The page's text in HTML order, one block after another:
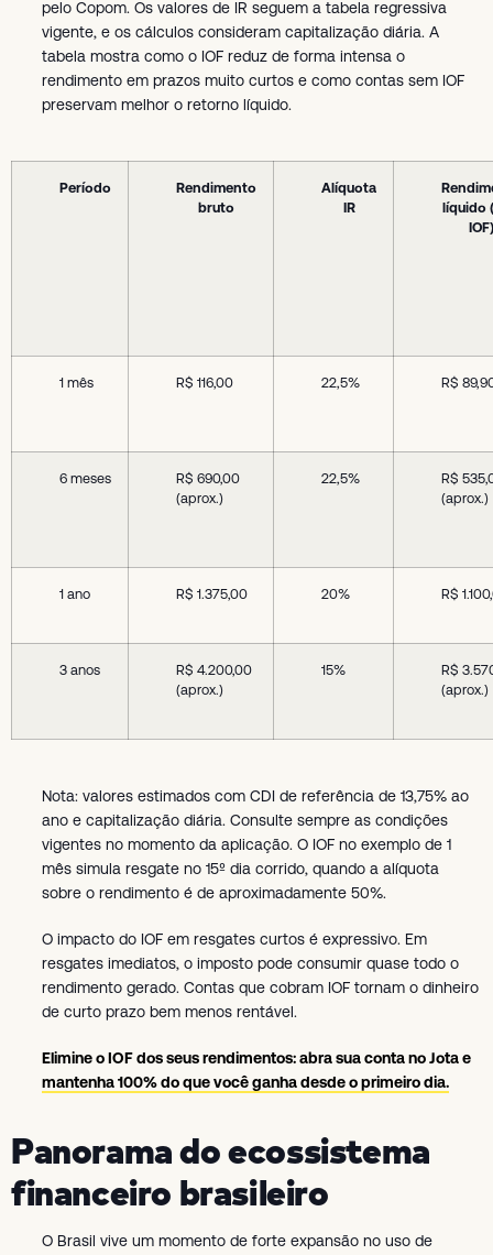
pelo Copom. Os valores de IR seguem a tabela regressiva
vigente, e os cálculos consideram capitalização diária. A
tabela mostra como o IOF reduz de forma intensa o
rendimento em prazos muito curtos e como contas sem IOF
preservam melhor o retorno líquido.
Período
Rendimento
bruto
Alíquota
IR
líquido
IOF)
1 mês R$ 116,00 22,5% R$
6 meses
R$ 690,00
(aprox.)
22,5%
R$
(aprox.)
1 ano R$ 1.375,00 20% R$
3 anos
R$ 4.200,00
(aprox.)
15%
R$
(aprox.)
Nota: valores estimados com CDI de referência de 13,75% ao
ano e capitalização diária. Consulte sempre as condições
vigentes no momento da aplicação. O IOF no exemplo de 1
mês simula resgate no 15º dia corrido, quando a alíquota
sobre o rendimento é de aproximadamente 50%.
O impacto do IOF em resgates curtos é expressivo. Em
resgates imediatos, o imposto pode consumir quase todo o
rendimento gerado. Contas que cobram IOF tornam o dinheiro
de curto prazo bem menos rentável.
Elimine o IOF dos seus rendimentos: abra sua conta no Jota e
mantenha 100% do que você ganha desde o primeiro dia.
Panorama do ecossistema
financeiro brasileiro
O Brasil vive um momento de forte expansão no uso de